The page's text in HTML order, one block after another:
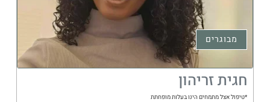
מבוגרים
חגית זריהון
*טיפול אצל מתמחים הינו בעלות מופחתת